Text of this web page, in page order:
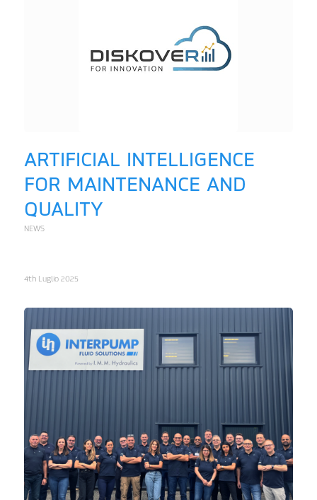
ARTIFICIAL INTELLIGENCE
FOR MAINTENANCE AND
QUALITY
NEWS
4th Luglio 2025